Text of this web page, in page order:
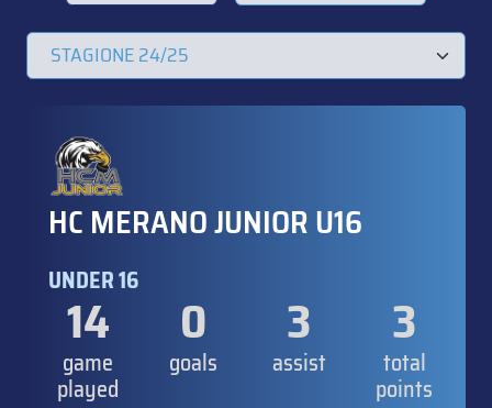
HC MERANO JUNIOR U16
UNDER 16
14
game
played
0
goals
3
assist
3
total
points